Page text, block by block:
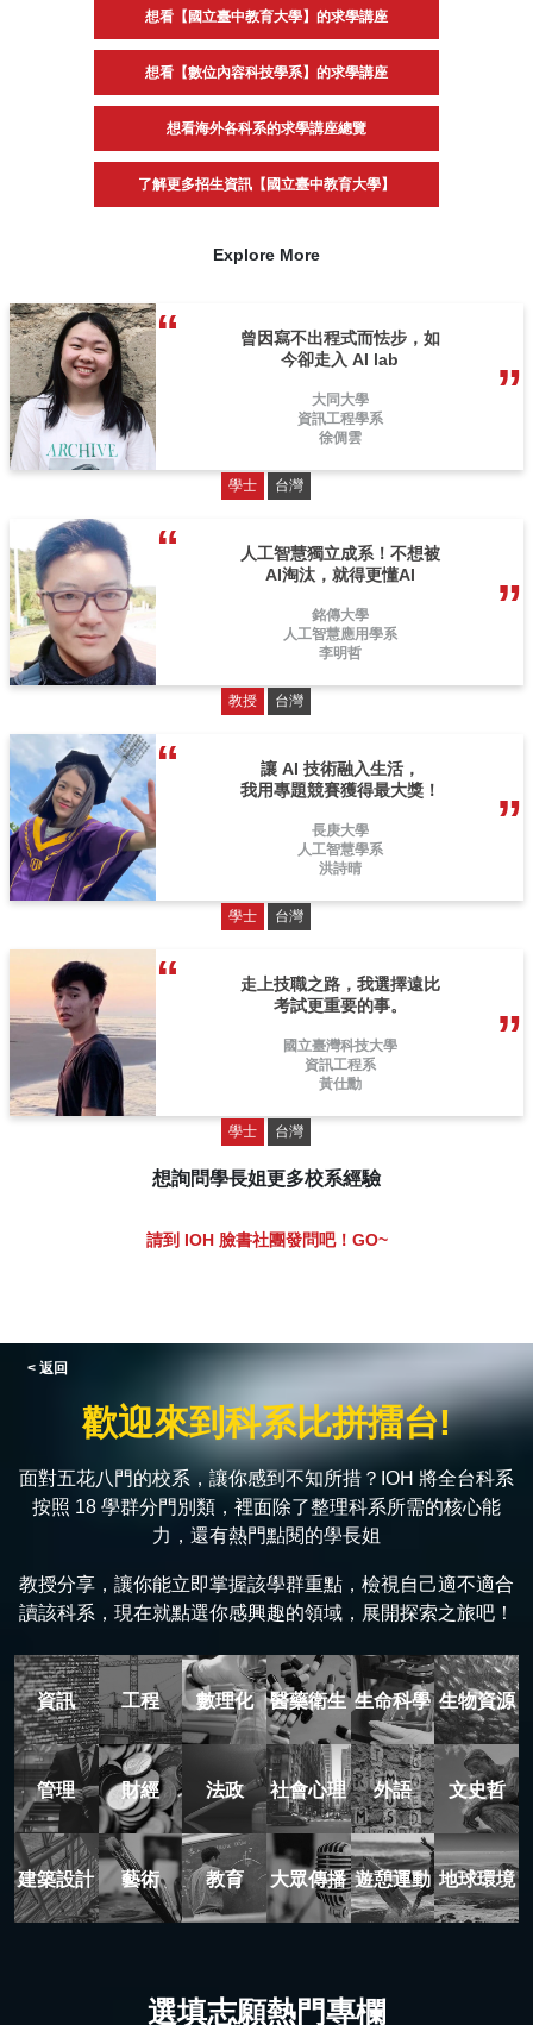
想看【國立臺中教育大學】的求學講座
想看【數位內容科技學系】的求學講座
想看海外各科系的求學講座總覽
了解更多招生資訊【國立臺中教育大學】
Explore More
曾因寫不出程式而怯步，如
今卻走入 AI lab
大同大學
資訊工程學系
徐倜雲
學士 台灣
人工智慧獨立成系！不想被
AI淘汰，就得更懂AI
銘傳大學
人工智慧應用學系
李明哲
教授 台灣
讓 AI 技術融入生活，
我用專題競賽獲得最大獎！
長庚大學
人工智慧學系
洪詩晴
學士 台灣
走上技職之路，我選擇遠比
考試更重要的事。
國立臺灣科技大學
資訊工程系
黃仕勳
學士 台灣
想詢問學長姐更多校系經驗
請到 IOH 臉書社團發問吧！GO~
< 返回
歡迎來到科系比拼擂台!
面對五花八門的校系，讓你感到不知所措？IOH 將全台科系
按照 18 學群分門別類，裡面除了整理科系所需的核心能
力，還有熱門點閱的學長姐
教授分享，讓你能立即掌握該學群重點，檢視自己適不適合
讀該科系，現在就點選你感興趣的領域，展開探索之旅吧！
資訊 工程 數理化 醫藥衛生 生命科學 生物資源
管理 財經 法政 社會心理 外語 文史哲
建築設計 藝術 教育 大眾傳播 遊憩運動 地球環境
選填志願熱門專欄